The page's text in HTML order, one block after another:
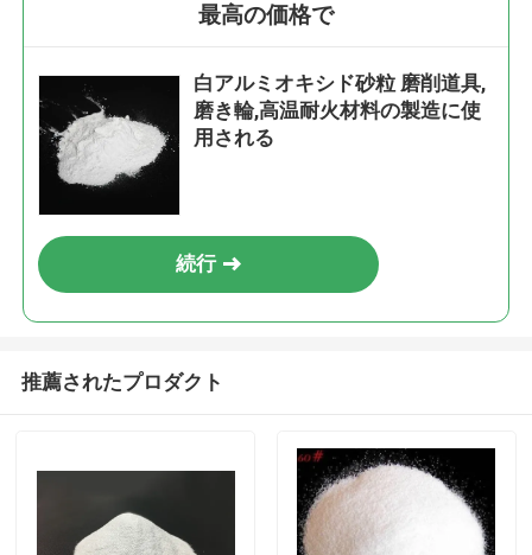
最高の価格で
白アルミオキシド砂粒 磨削道具,
磨き輪,高温耐火材料の製造に使
用される
続行
推薦されたプロダクト